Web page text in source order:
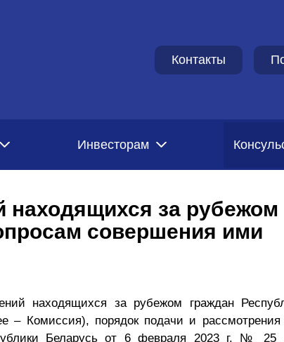
Контакты
Инвесторам
за рубежом
совершения ими
находящихся за рубежом граждан
– Комиссия), порядок подачи и рассмотрения
Беларусь от 6 февраля 2023 г. № 25